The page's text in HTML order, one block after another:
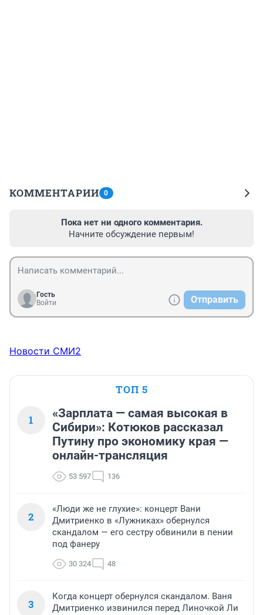
КОММЕНТАРИИ 0
Пока нет ни одного комментария.
Начните обсуждение первым!
Гость
Войти
Отправить
Новости СМИ2
ТОП 5
1
«Зарплата — самая высокая в
Сибири»: Котюков рассказал
Путину про экономику края —
онлайн-трансляция
53 597 136
2
«Люди же не глухие»: концерт Вани
Дмитриенко в «Лужниках» обернулся
скандалом — его сестру обвинили в пении
под фанеру
30 324 48
3
Когда концерт обернулся скандалом. Ваня
Дмитриенко извинился перед Линочкой Ли